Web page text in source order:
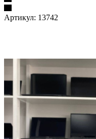
Артикул: 13742